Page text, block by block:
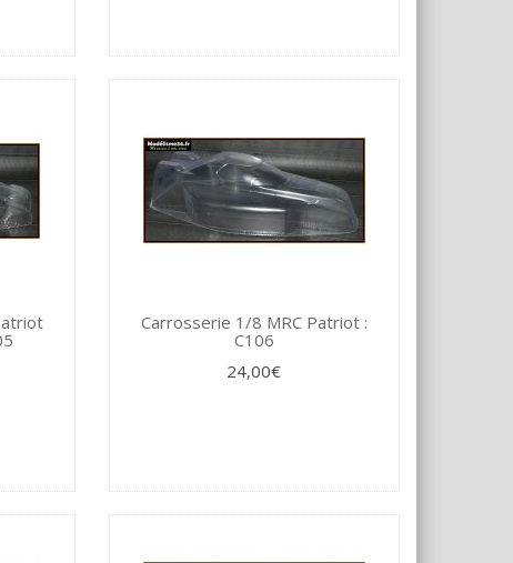
Carrosserie 1/8 MRC Patriot :
C106
24,00€